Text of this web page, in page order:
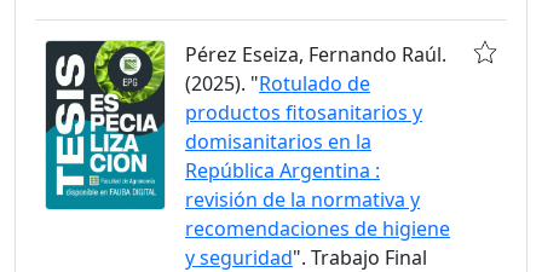
Pérez Eseiza, Fernando Raúl.
(2025). "Rotulado de
productos fitosanitarios y
domisanitarios en la
República Argentina :
revisión de la normativa y
recomendaciones de higiene
y seguridad". Trabajo Final